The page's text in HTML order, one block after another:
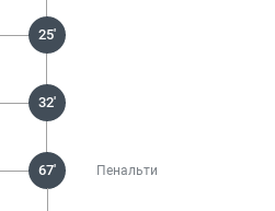
25'
32'
67' Пенальти